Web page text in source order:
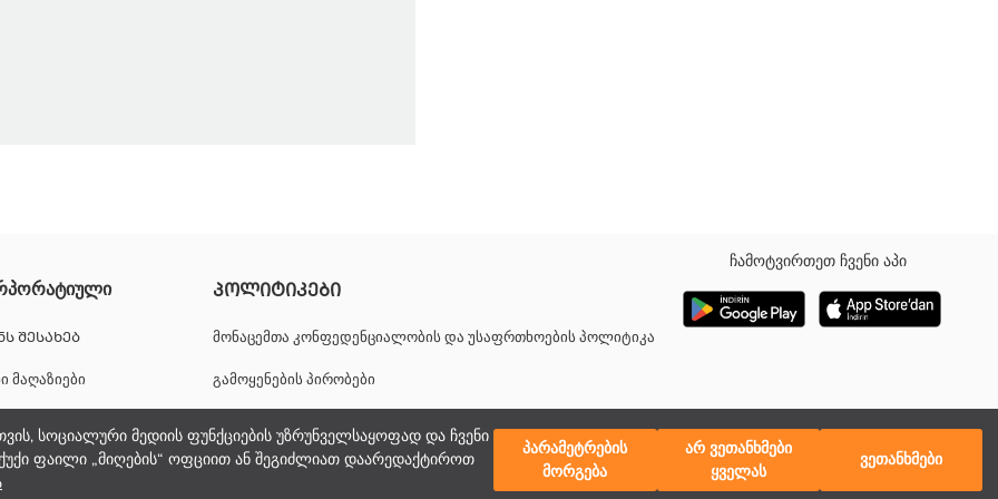
სოციალური მედიის ფუნქციების უზრუნველსაყოფად და ჩვენი
ფაილი „მიღების“ ოფციით ან შეგიძლიათ დაარედაქტიროთ
პარამეტრების
მორგება
არ ვეთანხმები
ყველას
ვეთანხმები
ᲨᲔᲡᲐᲮᲔᲑ
მაღაზიები
მხარდაჭერა
ᲞᲝᲚᲘᲢᲘᲙᲔᲑᲘ
მონაცემთა კონფედენციალობის და უსაფრთხოების პოლიტიკა
გამოყენების პირობები
ჩამოტვირთეთ ჩვენი აპი